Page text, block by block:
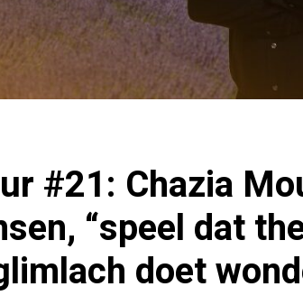
#21: Chazia
“speel dat
doet